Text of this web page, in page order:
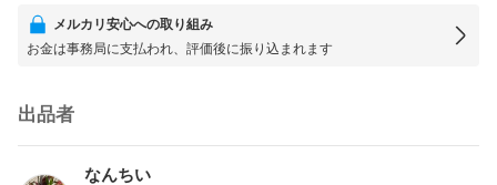
メルカリ安心への取り組み
お金は事務局に支払われ、評価後に振り込まれます
出品者
なんちい